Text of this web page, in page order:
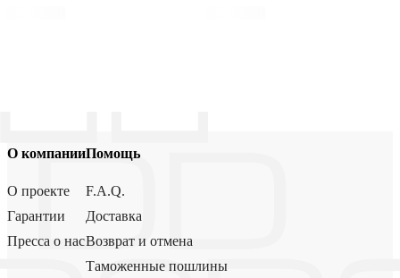
О компании
О проекте
Гарантии
Пресса о нас
Помощь
F.A.Q.
Доставка
Возврат и отмена
Таможенные пошлины